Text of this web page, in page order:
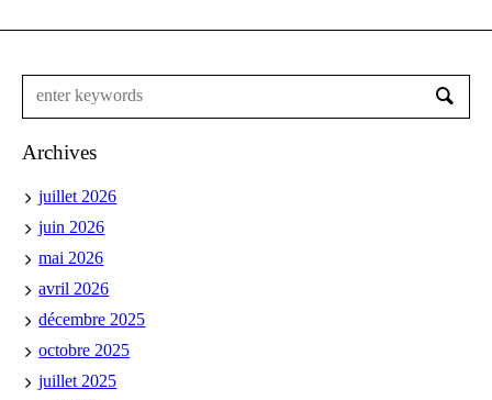
Archives
juillet 2026
juin 2026
mai 2026
avril 2026
décembre 2025
octobre 2025
juillet 2025